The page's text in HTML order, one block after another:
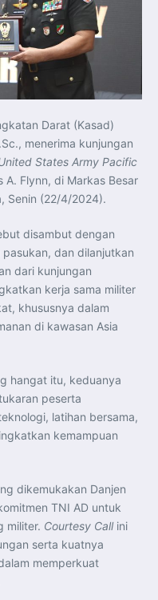
dan Kepercayaan
Sinergi Perguruan Tinggi dan
Perkapalan Nasional
Pasifik Rusia Resmi Buka
Meriahkan Pitch Black Mindil
Joint Action Plan 2026–
Personel melalui
Misi Pertahanan Udara dan
Penyelarasan Aturan KEK
Industri Dalam Negeri
Gula Nasional, Target
Tahun dan Tembus 3 Juta
ASEAN Plus Three
Perkuat Diplomasi
Black 2026 Tingkatkan
TNI AU
Ekonomi ASEAN-RRT Harus
Kawasan”
Perkuat Kemitraan untuk
Dorong Pertumbuhan
Perkuat Kolaborasi
Demi Percepatan
II Batch 1 Dibuka
Raih Pengalaman Kerja
Remaja AAU 2026, Tekankan
sebagai Bekal
Global
Uni Eropa Perkuat
Strategis
Ekonomi ASEAN–Korea
Kawasan
Perkuat Ketahanan Ekonomi,
Ketahanan Kawasan lewat
dan Kesehatan
Darat (Kasad)
menerima kunjungan
States Army Pacific
A. Flynn, di Markas Besar
Senin (22/4/2024).
disambut dengan
dan dilanjutkan
dari kunjungan
kerja sama militer
khususnya dalam
di kawasan Asia
hangat itu, keduanya
peserta
latihan bersama,
kemampuan
dikemukakan Danjen
TNI AD untuk
militer. Courtesy Callini
serta kuatnya
memperkuat